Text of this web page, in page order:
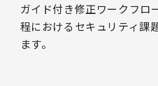
ガイド付き修正ワークフロ
程におけるセキュリティ課
ます。